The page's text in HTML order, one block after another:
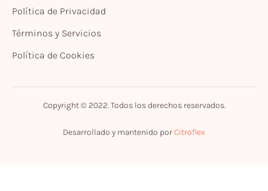
Política de Privacidad
Términos y Servicios
Política de Cookies
Copyright © 2022. Todos los derechos reservados.
Desarrollado y mantenido porCitroflex